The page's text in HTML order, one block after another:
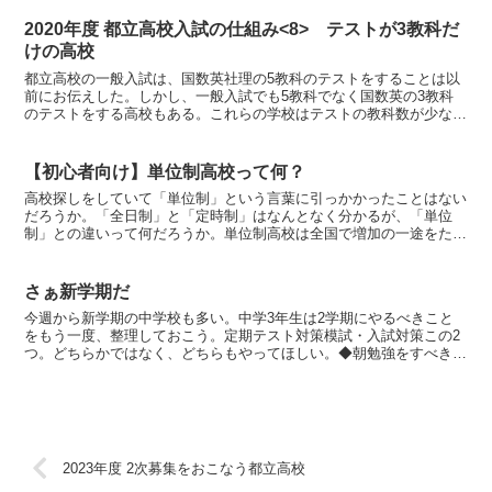
2020年度 都立高校入試の仕組み<8> テストが3教科だ
けの高校
都立高校の一般入試は、国数英社理の5教科のテストをすることは以
前にお伝えした。しかし、一般入試でも5教科でなく国数英の3教科
のテストをする高校もある。これらの学校はテストの教科数が少ない
【初心者向け】単位制高校って何？
高校探しをしていて「単位制」という言葉に引っかかったことはない
だろうか。「全日制」と「定時制」はなんとなく分かるが、「単位
制」との違いって何だろうか。単位制高校は全国で増加の一途をたど
さぁ新学期だ
今週から新学期の中学校も多い。中学3年生は2学期にやるべきこと
をもう一度、整理しておこう。定期テスト対策模試・入試対策この2
つ。どちらかではなく、どちらもやってほしい。◆朝勉強をすべきか
2023年度 2次募集をおこなう都立高校